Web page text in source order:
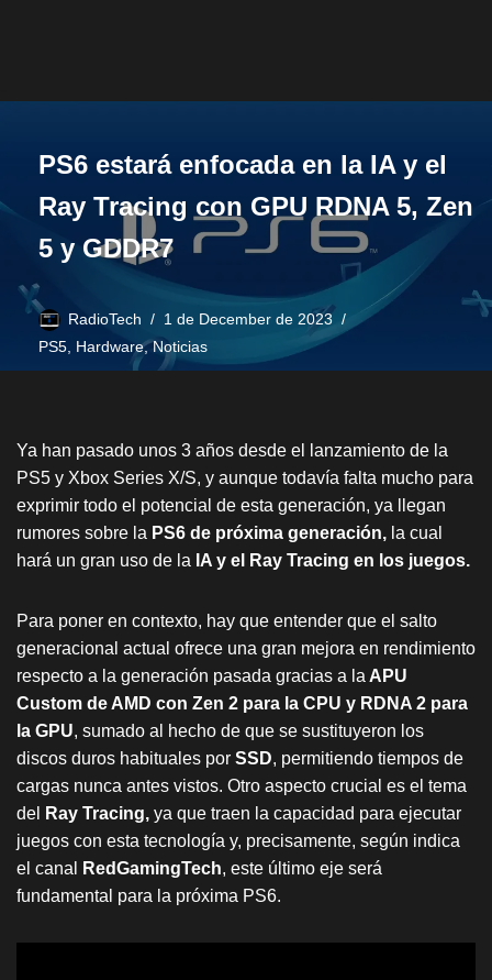
PS6 estará enfocada en la IA y el
Ray Tracing con GPU RDNA 5, Zen
5 y GDDR7
RadioTech
1 de December de 2023
PS5, Hardware,Noticias
Ya han pasado unos 3 años desde el lanzamiento de la
PS5 y Xbox Series X/S, y aunque todavía falta mucho para
exprimir todo el potencial de esta generación, ya llegan
rumores sobre la PS6 de próxima generación, la cual
hará un gran uso de la IA y el Ray Tracing en los juegos.
Para poner en contexto, hay que entender que el salto
generacional actual ofrece una gran mejora en rendimiento
respecto a la generación pasada gracias a la APU
Custom de AMD con Zen 2 para la CPU y RDNA 2 para
la GPU, sumado al hecho de que se sustituyeron los
discos duros habituales por SSD, permitiendo tiempos de
cargas nunca antes vistos. Otro aspecto crucial es el tema
del
Ray Tracing, ya que traen la capacidad para ejecutar
juegos con esta tecnología y, precisamente, según indica
el canal
RedGamingTech, este último eje será
fundamental para la próxima PS6.